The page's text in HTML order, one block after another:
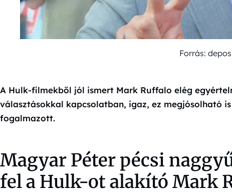
Forrás:
A Hulk-filmekből jól ismert Mark Ruffalo elég
választásokkal kapcsolatban, igaz, ez megjósolható
fogalmazott.
Magyar Péter pécsi
fel a Hulk-ot alakító Mark